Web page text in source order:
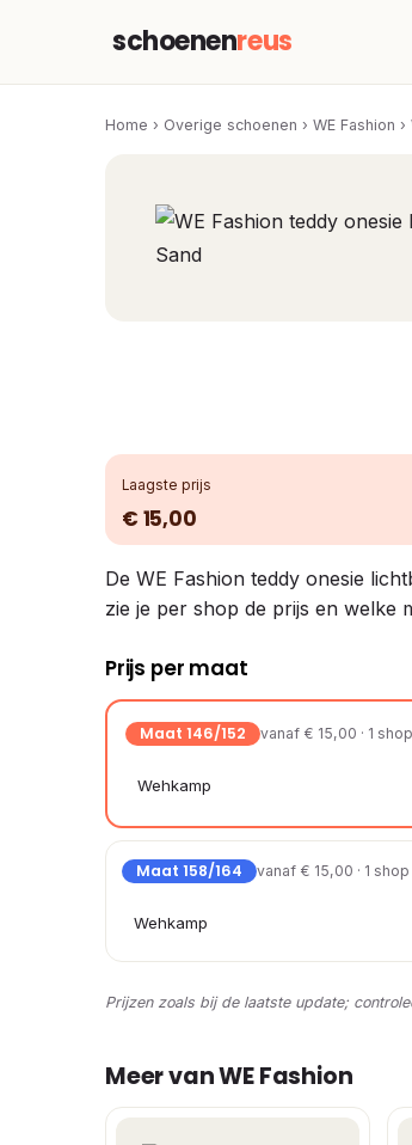
schoenenreus
Home › Overige schoenen › WE Fashion ›
Laagste prijs
€ 15,00
De WE Fashion teddy onesie
zie je per shop de prijs en welke
Prijs per maat
Maat 146/152 vanaf € 15,00 · 1 shop
Wehkamp
Maat 158/164 vanaf € 15,00 · 1 shop
Wehkamp
Prijzen zoals bij de laatste update;
Meer van WE Fashion